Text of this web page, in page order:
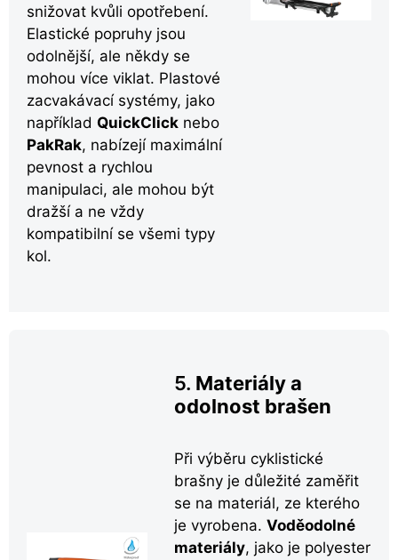
snižovat kvůli opotřebení.
Elastické popruhy jsou
odolnější, ale někdy se
mohou více viklat. Plastové
zacvakávací systémy, jako
například QuickClick nebo
PakRak, nabízejí maximální
pevnost a rychlou
manipulaci, ale mohou být
dražší a ne vždy
kompatibilní se všemi typy
kol.
5. Materiály a
odolnost brašen
Při výběru cyklistické
brašny je důležité zaměřit
se na materiál, ze kterého
je vyrobena. Voděodolné
materiály, jako je polyester